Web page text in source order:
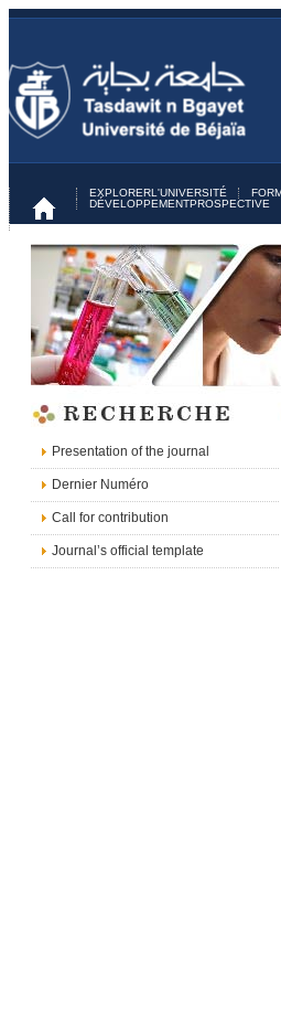
EXPLORERL'UNIVERSITÉ
DÉVELOPPEMENTPROSPECTIVE
Presentation of the journal
Dernier Numéro
Call for contribution
Journal’s official template